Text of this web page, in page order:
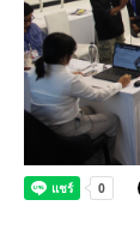
ราย
บ
จัดซื้
การ
นโย